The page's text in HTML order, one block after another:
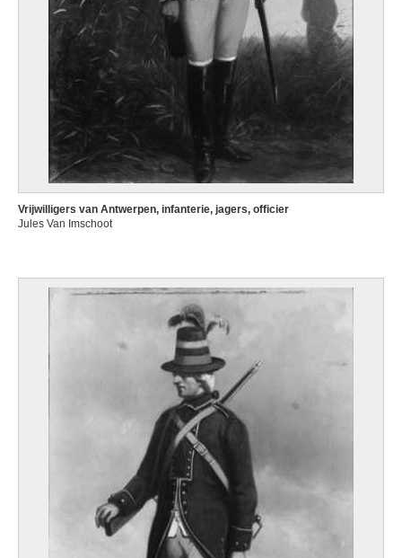
Vrijwilligers van Antwerpen, infanterie, jagers, officier
Jules Van Imschoot